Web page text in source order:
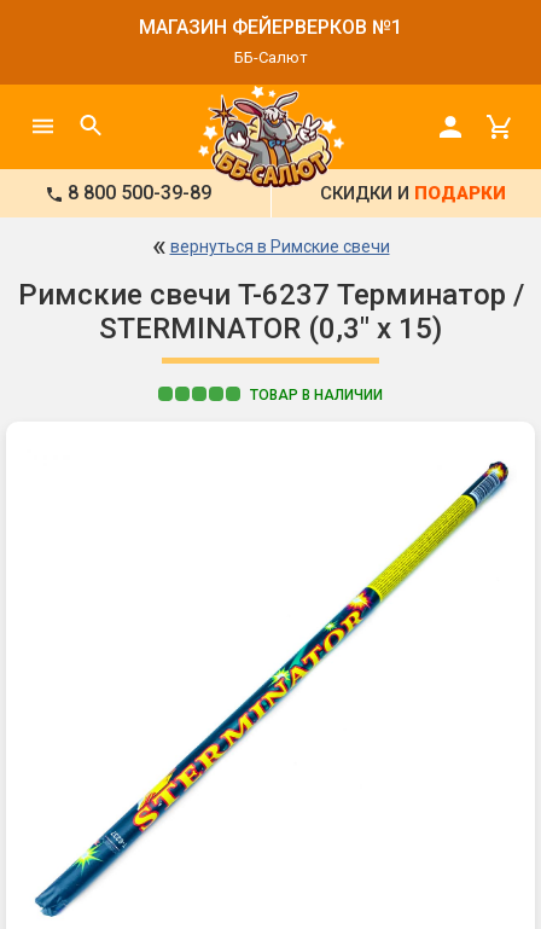
МАГАЗИН ФЕЙЕРВЕРКОВ №1
ББ-Салют
8 800 500-39-89 СКИДКИ И ПОДАРКИ
« вернуться в Римские свечи
Римские свечи T-6237 Терминатор /
STERMINATOR (0,3" х 15)
ТОВАР В НАЛИЧИИ